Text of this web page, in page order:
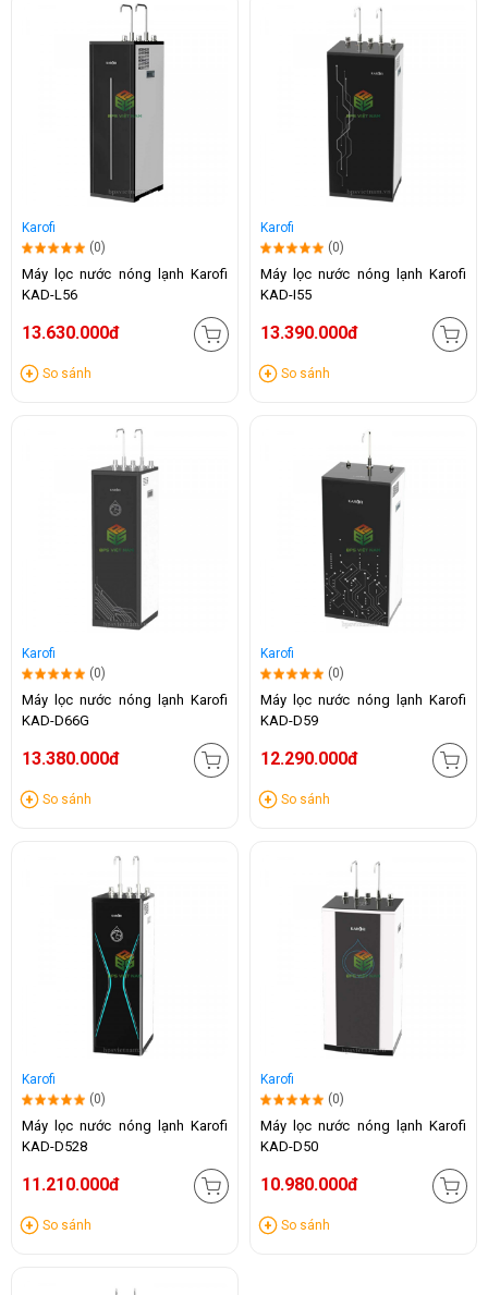
Karofi
(0)
Máy lọc nước nóng lạnh Karofi
KAD-L56
13.630.000đ
So sánh
Karofi
(0)
Máy lọc nước nóng lạnh Karofi
KAD-I55
13.390.000đ
So sánh
Karofi
(0)
Máy lọc nước nóng lạnh Karofi
KAD-D66G
13.380.000đ
So sánh
Karofi
(0)
Máy lọc nước nóng lạnh Karofi
KAD-D59
12.290.000đ
So sánh
Karofi
(0)
Máy lọc nước nóng lạnh Karofi
KAD-D528
11.210.000đ
So sánh
Karofi
(0)
Máy lọc nước nóng lạnh Karofi
KAD-D50
10.980.000đ
So sánh